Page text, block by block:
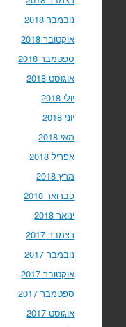
נובמבר 2018
אוקטובר 2018
ספטמבר 2018
אוגוסט 2018
יולי 2018
יוני 2018
מאי 2018
אפריל 2018
מרץ 2018
פברואר 2018
ינואר 2018
דצמבר 2017
נובמבר 2017
אוקטובר 2017
ספטמבר 2017
אוגוסט 2017